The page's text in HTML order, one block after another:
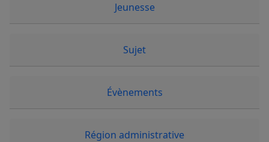
Jeunesse
Sujet
Évènements
Région administrative